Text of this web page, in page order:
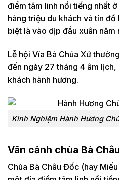
điểm tâm linh nổi tiếng nhất
hàng triệu du khách và tín
biệt là vào dịp đầu xuân năm
Lễ hội Vía Bà Chúa Xứ
đến ngày 27 tháng 4 âm
khách hành hương.
Kinh Nghiệm Hành Hương
Vãn cảnh chùa Bà
Chùa Bà Châu Đốc (hay